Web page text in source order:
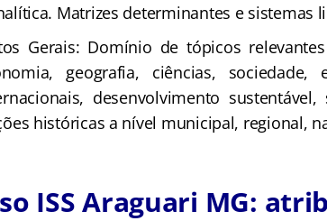
Matrizes determinantes e sistemas
Gerais: Domínio de tópicos
geografia, ciências, sociedade,
desenvolvimento
históricas a nível municipal, regional,
ISS Araguari MG: